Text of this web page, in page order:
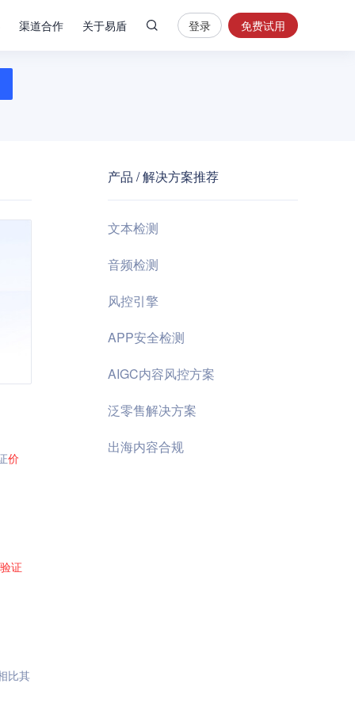
渠道合作 关于易盾
安
全
控
登录 免费试用
价
验证
比其
产品 / 解决方案推荐
文本检测
音频检测
风控引擎
APP安全检测
AIGC内容风控方案
泛零售解决方案
出海内容合规